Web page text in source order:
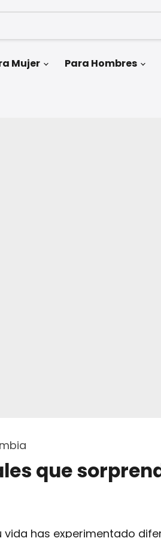
Mujer Para Hombres
que
has experimentado